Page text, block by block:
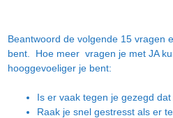
Beantwoord de volgende 15 vragen
bent. Hoe meer vragen je met JA
hooggevoeliger je bent:
Is er vaak tegen je gezegd
Raak je snel gestresst als er